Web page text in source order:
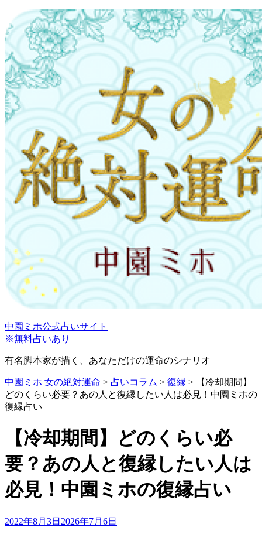
ン
テ
ン
ツ
へ
ス
キ
ッ
プ
中園ミホ公式占いサイト
※無料占いあり
有名脚本家が描く、あなただけの運命のシナリオ
中園ミホ 女の絶対運命 > 占いコラム > 復縁 >
【冷却期間】
どのくらい必要？あの人と復縁したい人は必見！中園ミホの
復縁占い
【冷却期間】どのくらい必
要？あの人と復縁したい人は
必見！中園ミホの復縁占い
投
2022年8月3日 2026年7月6日